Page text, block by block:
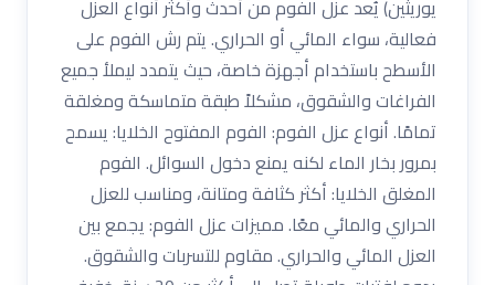
يوريثين) يُعد عزل الفوم من أحدث وأكثر أنواع العزل
فعالية، سواء المائي أو الحراري. يتم رش الفوم على
الأسطح باستخدام أجهزة خاصة، حيث يتمدد ليملأ جميع
الفراغات والشقوق، مشكلاً طبقة متماسكة ومغلقة
تمامًا. أنواع عزل الفوم: الفوم المفتوح الخلايا: يسمح
بمرور بخار الماء لكنه يمنع دخول السوائل. الفوم
المغلق الخلايا: أكثر كثافة ومتانة، ومناسب للعزل
الحراري والمائي معًا. مميزات عزل الفوم: يجمع بين
العزل المائي والحراري. مقاوم للتسربات والشقوق.